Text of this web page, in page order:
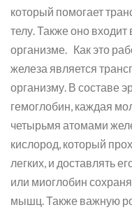
который помогает
телу. Также оно
организме. Как это
железа является
организму. В составе
гемоглобин, каждая
четырьмя атомами
кислород, который
легких, и доставлять
или миоглобин
мышц. Также важную